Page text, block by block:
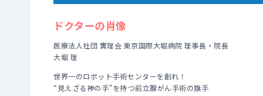
ドクターの肖像
医療法人社団 實理会 東京国際大堀病院 理事長・院長
大堀 理
世界一のロボット手術センターを創れ！
“見えざる神の手”を持つ前立腺がん手術の旗手